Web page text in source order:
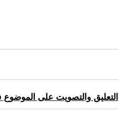
التعليق والتصويت على